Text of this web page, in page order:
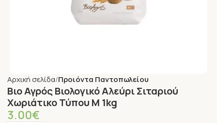
Αρχική σελίδα Προιόντα Παντοπωλείου
Βιο Αγρός Βιολογικό Αλεύρι Σιταριού
Χωριάτικο Τύπου Μ 1kg
3.00€